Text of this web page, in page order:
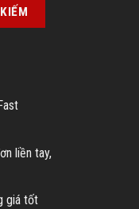
KIẾM
liền tay,
giá tốt